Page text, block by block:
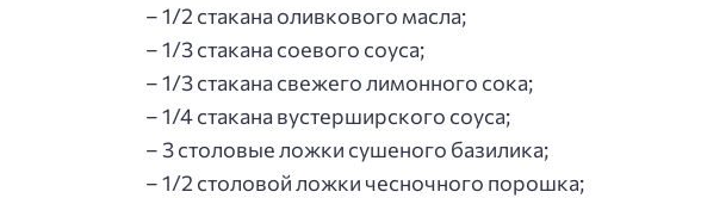
– 1/2 стакана оливкового масла;
– 1/3 стакана соевого соуса;
– 1/3 стакана свежего лимонного сока;
– 1/4 стакана вустерширского соуса;
– 3 столовые ложки сушеного базилика;
– 1/2 столовой ложки чесночного порошка;